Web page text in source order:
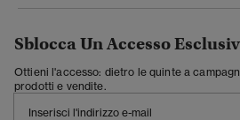
Sblocca Un Accesso
Ottieni l'accesso: dietro le quinte a
prodotti e vendite.